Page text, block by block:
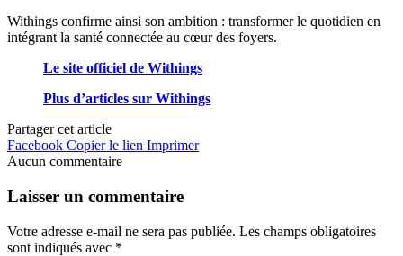
Withings confirme ainsi son ambition : transformer le quotidien en
intégrant la santé connectée au cœur des foyers.
Le site officiel de Withings
Plus d’articles sur Withings
Partager cet article
Facebook Copier le lien Imprimer
Aucun commentaire
Laisser un commentaire
Votre adresse e-mail ne sera pas publiée. Les champs obligatoires
sont indiqués avec *